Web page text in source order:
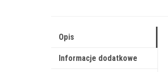
Opis
Informacje dodatkowe